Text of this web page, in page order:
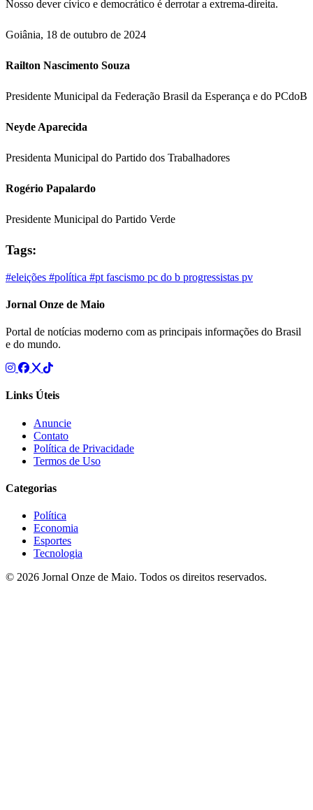
Nosso dever cívico e democrático é derrotar a extrema-direita.
Goiânia, 18 de outubro de 2024
Railton Nascimento Souza
Presidente Municipal da Federação Brasil da Esperança e do PCdoB
Neyde Aparecida
Presidenta Municipal do Partido dos Trabalhadores
Rogério Papalardo
Presidente Municipal do Partido Verde
Tags:
#eleições #política #pt fascismo pc do b progressistas pv
Jornal Onze de Maio
Portal de notícias moderno com as principais informações do Brasil
e do mundo.
Links Úteis
Anuncie
Contato
Política de Privacidade
Termos de Uso
Categorias
Política
Economia
Esportes
Tecnologia
© 2026 Jornal Onze de Maio. Todos os direitos reservados.